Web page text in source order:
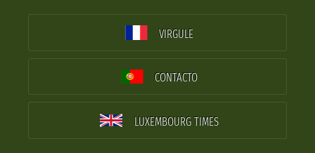
VIRGULE
CONTACTO
LUXEMBOURG TIMES